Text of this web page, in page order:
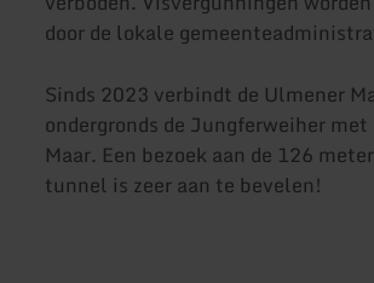
door de lokale
Sinds 2023 verbindt de Ulmener
ondergronds de Jungferweiher
Maar. Een bezoek aan de 126
tunnel is zeer aan te bevelen!